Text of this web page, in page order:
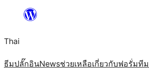
ยัง
เนื้อหา
Thai
ธีมปลั๊กอินNewsช่วยเหลือเกี่ยวกับฟอรั่มทีม